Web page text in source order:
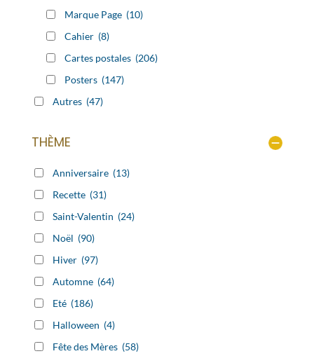
Marque Page (10)
Cahier (8)
Cartes postales (206)
Posters (147)
Autres (47)
THÈME
Anniversaire (13)
Recette (31)
Saint-Valentin (24)
Noël (90)
Hiver (97)
Automne (64)
Eté (186)
Halloween (4)
Fête des Mères (58)